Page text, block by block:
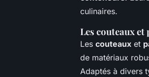
culinaires.
Les couteaux et
Les couteaux et
de matériaux
Adaptés à divers